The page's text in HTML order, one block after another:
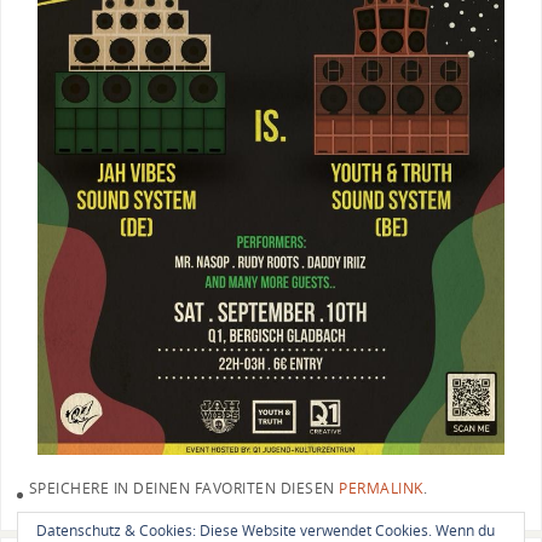
SPEICHERE IN DEINEN FAVORITEN DIESEN PERMALINK.
Datenschutz & Cookies: Diese Website verwendet Cookies. Wenn du